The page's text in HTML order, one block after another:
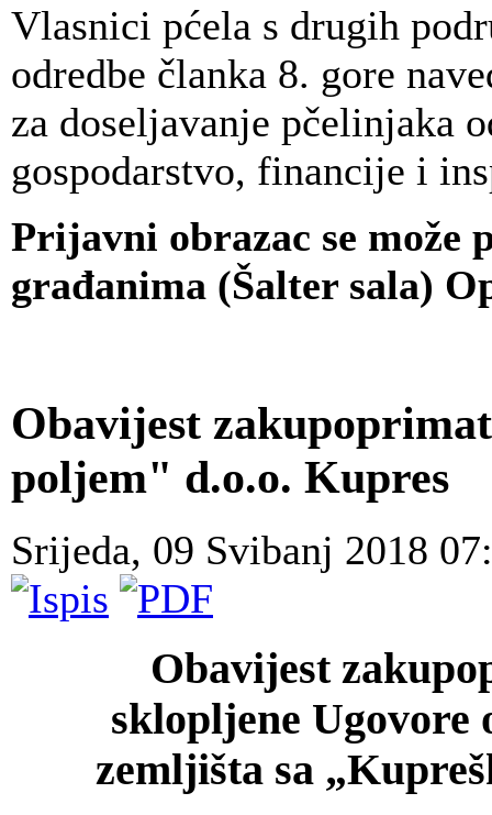
Vlasnici pćela s drugih
odredbe članka 8. gore
za doseljavanje pčelinjaka
gospodarstvo, financije i
Prijavni obrazac se može
građanima (Šalter sala)
Obavijest
poljem" d.o.o. Kupres
Srijeda, 09 Svibanj 2018
Obavijest
sklopljene
zemljišta sa